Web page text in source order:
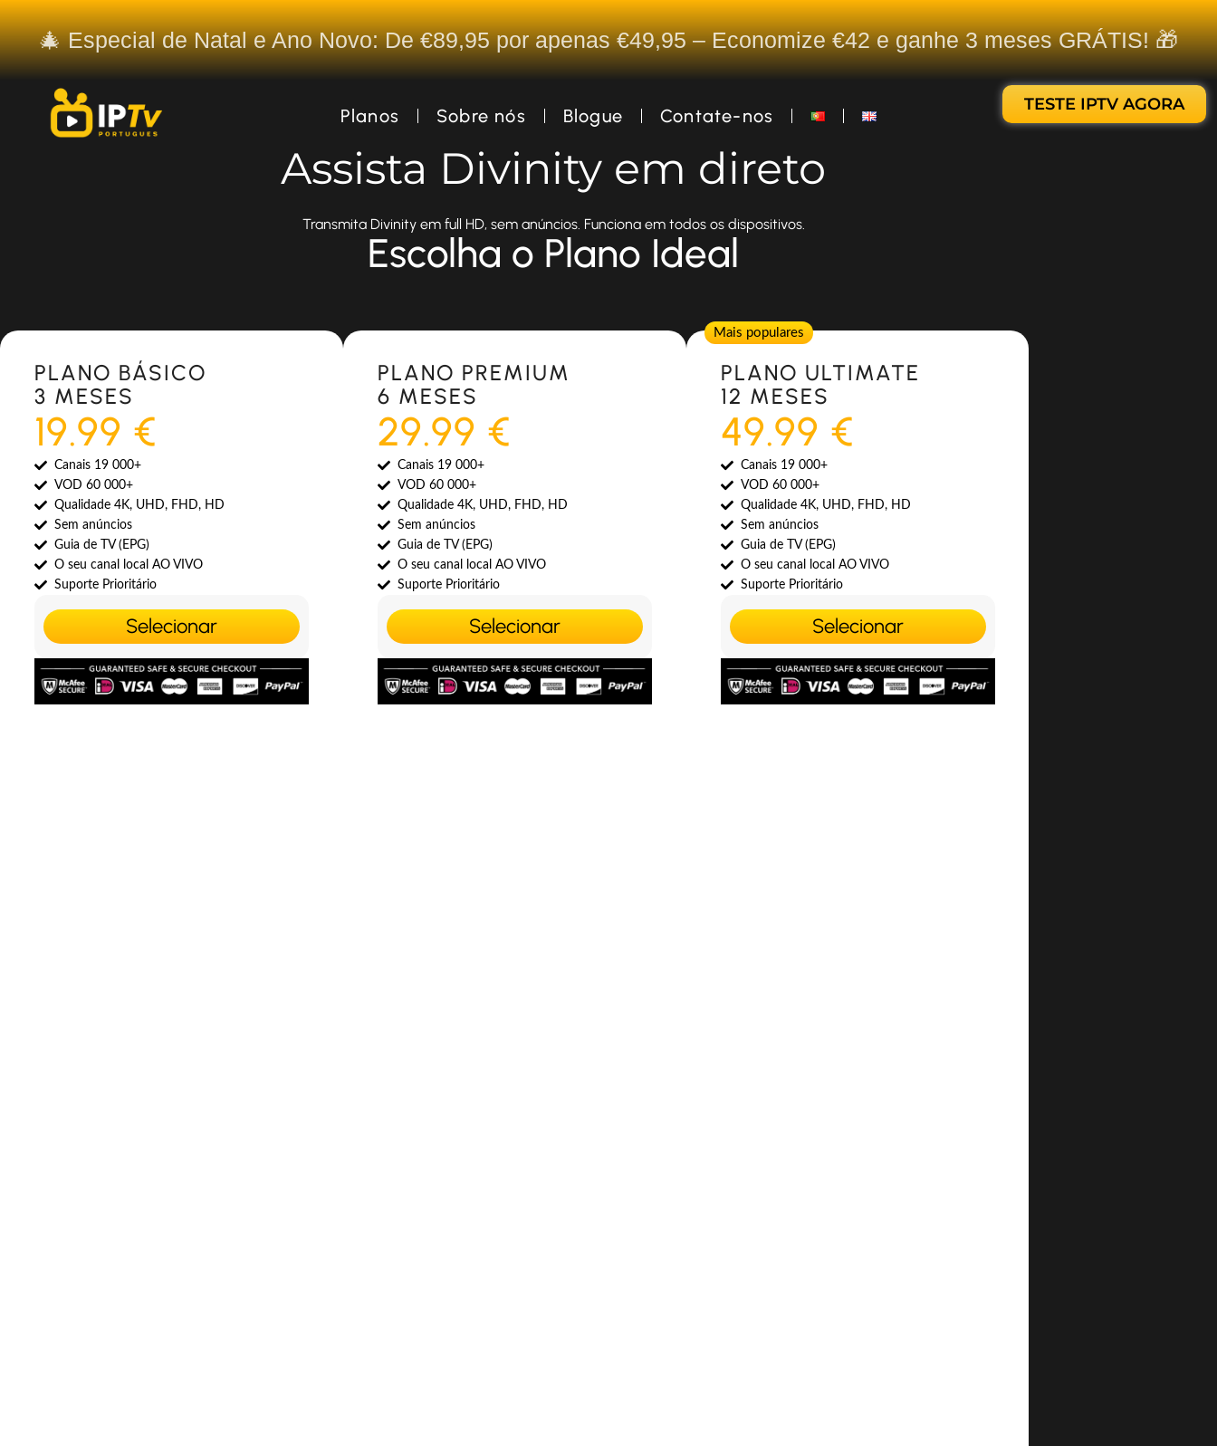
🎄 Especial de Natal e Ano Novo: De €89,95 por apenas €49,95 – Economize €42 e ganhe 3 meses GRÁTIS! 🎁
Planos Sobre nós Blogue Contate-nos
TESTE IPTV AGORA
Assista Divinity em direto
Transmita Divinity em full HD, sem anúncios. Funciona em todos os dispositivos.
Escolha o Plano Ideal
Most Popular
PLANO BÁSICO
3 MESES
19.99 €
Canais 19 000+
VOD 60 000+
Qualidade 4K, UHD, FHD, HD
Sem anúncios
Guia de TV (EPG)
O seu canal local AO VIVO
Suporte Prioritário
Selecionar
Most Popular
PLANO PREMIUM
6 MESES
29.99 €
Canais 19 000+
VOD 60 000+
Qualidade 4K, UHD, FHD, HD
Sem anúncios
Guia de TV (EPG)
O seu canal local AO VIVO
Suporte Prioritário
Selecionar
Mais populares
PLANO ULTIMATE
12 MESES
49.99 €
Canais 19 000+
VOD 60 000+
Qualidade 4K, UHD, FHD, HD
Sem anúncios
Guia de TV (EPG)
O seu canal local AO VIVO
Suporte Prioritário
Selecionar